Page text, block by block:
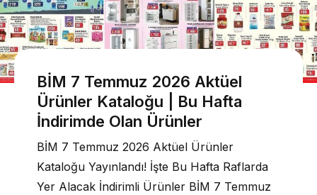
BİM 7 Temmuz 2026 Aktüel
Ürünler Kataloğu | Bu Hafta
İndirimde Olan Ürünler
BİM 7 Temmuz 2026 Aktüel Ürünler
Kataloğu Yayınlandı! İşte Bu Hafta Raflarda
Yer Alacak İndirimli Ürünler BİM 7 Temmuz